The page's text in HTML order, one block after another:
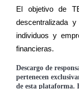
El objetivo de
descentralizada
individuos y
financieras.
Descargo de
pertenecen
de esta plataforma.